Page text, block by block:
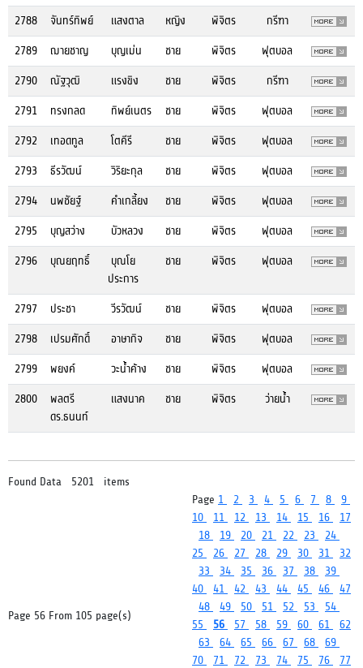
2788
จันทร์ทิพย์ แสงตาล หญิง พิจิตร
กรีฑา
2789
ฌายชาญ บุญเม่น ชาย พิจิตร
ฟุตบอล
2790
ณัฐวุฒิ แรงขิง ชาย พิจิตร
กรีฑา
2791
ทรงกลด ทิพย์เนตร ชาย พิจิตร
ฟุตบอล
2792
เทอดทูล โตคีรี ชาย พิจิตร
ฟุตบอล
2793
ธีรวัฒน์ วิริยะกุล ชาย พิจิตร
ฟุตบอล
2794
นพชัยฐ์ คำเกลี้ยง ชาย พิจิตร
ฟุตบอล
2795
บุญสว่าง บัวหลวง ชาย พิจิตร
ฟุตบอล
2796
บุณยฤทธิ์
บุณโย
ประการ
ชาย พิจิตร ฟุตบอล
2797 ประชา วีรวัฒน์ ชาย พิจิตร
ฟุตบอล
2798
เปรมศักดิ์ อาษากิจ ชาย พิจิตร
ฟุตบอล
2799
พยงค์ วะน้ำค้าง ชาย พิจิตร
ฟุตบอล
2800
พลตรี
ดร.ธนนท์
แสงนาค ชาย พิจิตร ว่ายน้ำ
Found Data 5201 items
Page 56 From 105 page(s)
Page 1 2 3 4 5 6 7 8 9
10
11 12 13 14 15 16
17
18
19 20 21 22 23
24
25
26 27 28 29 30 31
32
33
34 35 36 37 38
39
40
41 42 43 44 45 46
47
48
49 50 51 52 53
54
55
56 57 58 59 60 61
62
63
64 65 66 67 68 69
70
71 72 73 74 75 76 77